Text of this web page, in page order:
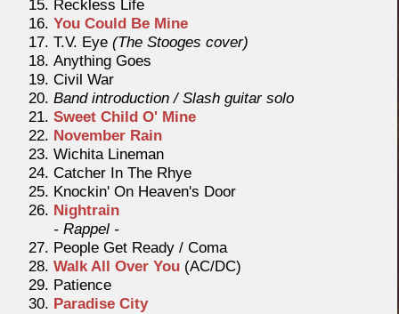
Reckless Life
You Could Be Mine
T.V. Eye (The Stooges cover)
Anything Goes
Civil War
Band introduction / Slash guitar solo
Sweet Child O' Mine
November Rain
Wichita Lineman
Catcher In The Rhye
Knockin' On Heaven's Door
Nightrain
- Rappel -
People Get Ready / Coma
Walk All Over You (AC/DC)
Patience
Paradise City